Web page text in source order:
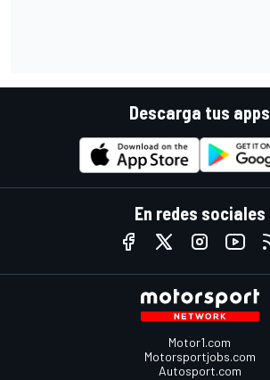
Descarga tus apps
En redes sociales
Motor1.com
Motorsportjobs.com
Autosport.com